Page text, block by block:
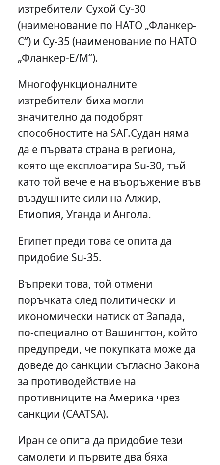
изтребители Сухой Су-30
(наименование по НАТО „Фланкер-
С“) и Су-35 (наименование по НАТО
„Фланкер-Е/М“).
Многофункционалните
изтребители биха могли
значително да подобрят
способностите на SAF.Судан няма
да е първата страна в региона,
която ще експлоатира Su-30, тъй
като той вече е на въоръжение във
въздушните сили на Алжир,
Етиопия, Уганда и Ангола.
Египет преди това се опита да
придобие Su-35.
Въпреки това, той отмени
поръчката след политически и
икономически натиск от Запада,
по-специално от Вашингтон, който
предупреди, че покупката може да
доведе до санкции съгласно Закона
за противодействие на
противниците на Америка чрез
санкции (CAATSA).
Иран се опита да придобие тези
самолети и първите два бяха